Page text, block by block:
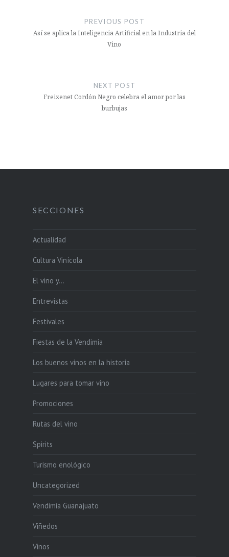
entradas
PREVIOUS POST
Así se aplica la Inteligencia Artificial en la Industria del
Vino
NEXT POST
Freixenet Cordón Negro celebra el amor por las
burbujas
SECCIONES
Actualidad
Cultura Vinícola
El vino y…
Entrevistas
Festivales
Fiestas de la Vendimia
Los buenos vinos en la historia
Lugares para tomar vino
Promociones
Rutas del vino
Spirits
Turismo enológico
Uncategorized
Vendimia Guanajuato
Viñedos
Vinos